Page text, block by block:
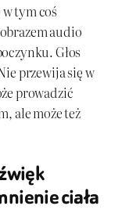
tym coś
audio
Głos
przewija się w
prowadzić
ale może też
ciała